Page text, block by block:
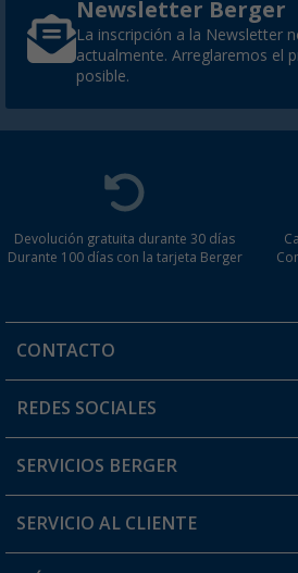
Newsletter Berger
La inscripción a la Newsletter
actualmente. Arreglaremos el
posible.
Devolución gratuita durante 30 días
Durante 100 días con la tarjeta Berger
CONTACTO
Horario de atención al cliente:
¿Tienes alguna duda?
REDES SOCIALES
SERVICIOS BERGER
Conviértete en distribuidor
SERVICIO AL CLIENTE